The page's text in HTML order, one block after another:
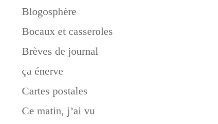
Blogosphère
Bocaux et casseroles
Brèves de journal
ça énerve
Cartes postales
Ce matin, j’ai vu